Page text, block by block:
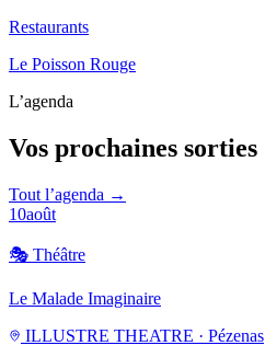
Restaurants
Le Poisson Rouge
L’agenda
Vos prochaines sorties
Tout l’agenda →
10août
🎭 Théâtre
Le Malade Imaginaire
ILLUSTRE THEATRE · Pézenas